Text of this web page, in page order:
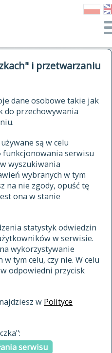
i przetwarzaniu
dane osobowe takie jak
do przechowywania
są w celu
serwisu
wyszukiwania
wybranych w tym
na nie zgody, opuść tę
ona w stanie
statystyk odwiedzin
w serwisie.
wykorzystywanie
tym celu, czy nie. W celu
odpowiedni przycisk
w Polityce
serwisu
SŁOWNIK
WIEKU
hasła